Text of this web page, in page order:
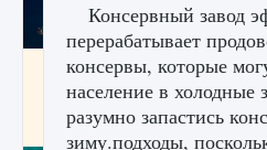
Как разблокировать
Creatures of Ava
9 августа 2024 1
Консервный завод
перерабатывает
консервы, которые
население в
разумно запастись
зиму.подходы,